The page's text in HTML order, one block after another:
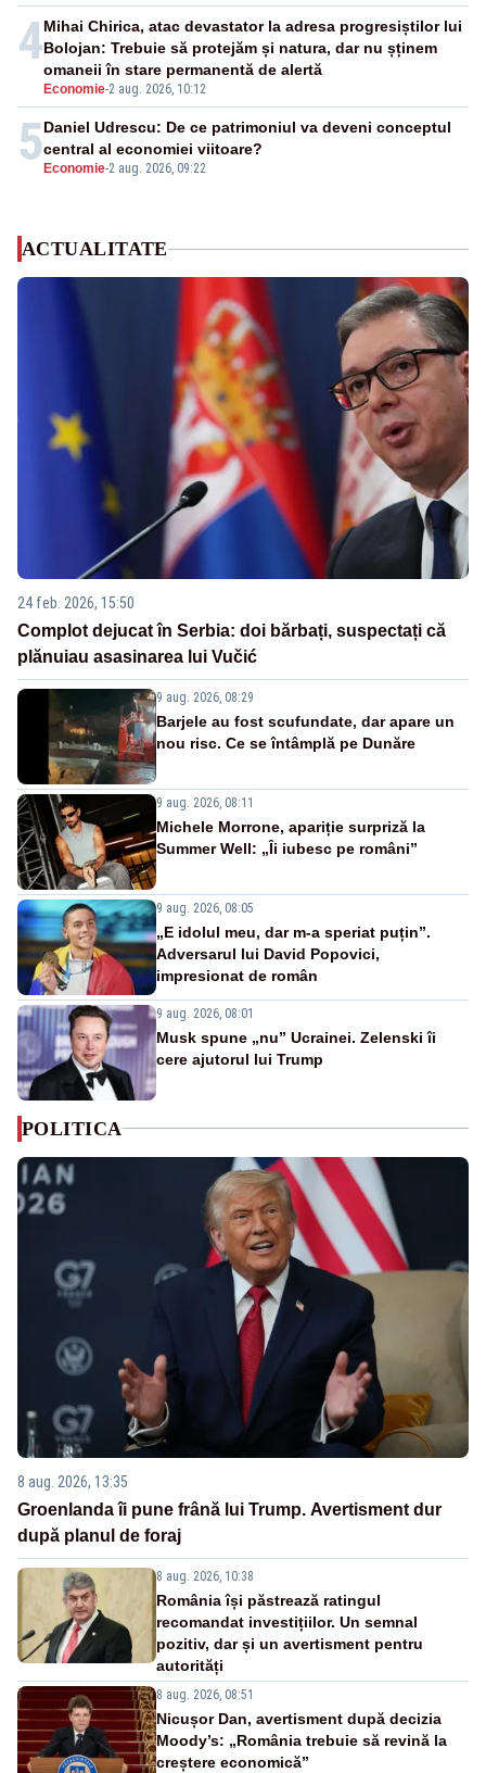
4
Economie-2 aug. 2026, 10:12
Mihai Chirica, atac devastator la adresa progresiștilor lui
Bolojan: Trebuie să protejăm și natura, dar nu șținem
omaneii în stare permanentă de alertă
5 Economie-2 aug. 2026, 09:22
Daniel Udrescu: De ce patrimoniul va deveni conceptul
central al economiei viitoare?
ACTUALITATE
24 feb. 2026, 15:50
Complot dejucat în Serbia: doi bărbați, suspectați că
plănuiau asasinarea lui Vučić
9 aug. 2026, 08:29
Barjele au fost scufundate, dar apare un
nou risc. Ce se întâmplă pe Dunăre
9 aug. 2026, 08:11
Michele Morrone, apariție surpriză la
Summer Well: „Îi iubesc pe români”
9 aug. 2026, 08:05
„E idolul meu, dar m-a speriat puțin”.
Adversarul lui David Popovici,
impresionat de român
9 aug. 2026, 08:01
Musk spune „nu” Ucrainei. Zelenski îi
cere ajutorul lui Trump
POLITICA
8 aug. 2026, 13:35
Groenlanda îi pune frână lui Trump. Avertisment dur
după planul de foraj
8 aug. 2026, 10:38
România își păstrează ratingul
recomandat investițiilor. Un semnal
pozitiv, dar și un avertisment pentru
autorități
8 aug. 2026, 08:51
Nicușor Dan, avertisment după decizia
Moody’s: „România trebuie să revină la
creștere economică”